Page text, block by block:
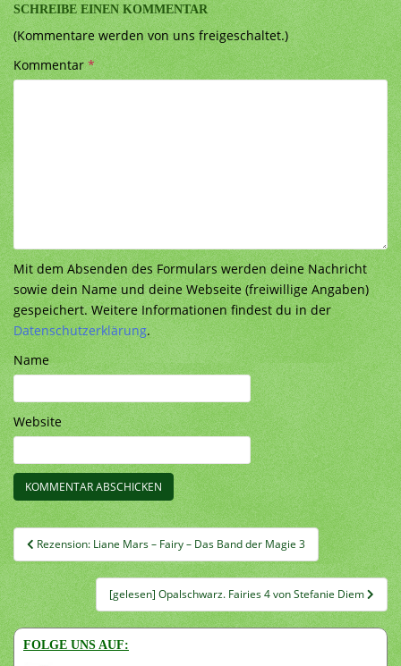
SCHREIBE EINEN KOMMENTAR
(Kommentare werden von uns freigeschaltet.)
Kommentar*
Mit dem Absenden des Formulars werden deine Nachricht
sowie dein Name und deine Webseite (freiwillige Angaben)
gespeichert. Weitere Informationen findest du in der
Datenschutzerklärung.
Name
Website
Beitragsnavigation
Rezension: Liane Mars – Fairy – Das Band der Magie 3
[gelesen] Opalschwarz. Fairies 4 von Stefanie Diem
FOLGE UNS AUF: